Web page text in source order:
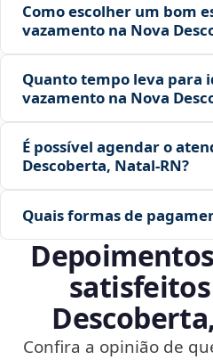
Como escolher um bom
vazamento na Nova
Quanto tempo leva para
vazamento na Nova
É possível agendar o
Descoberta, Natal‑RN?
Quais formas de
Confira a opinião de